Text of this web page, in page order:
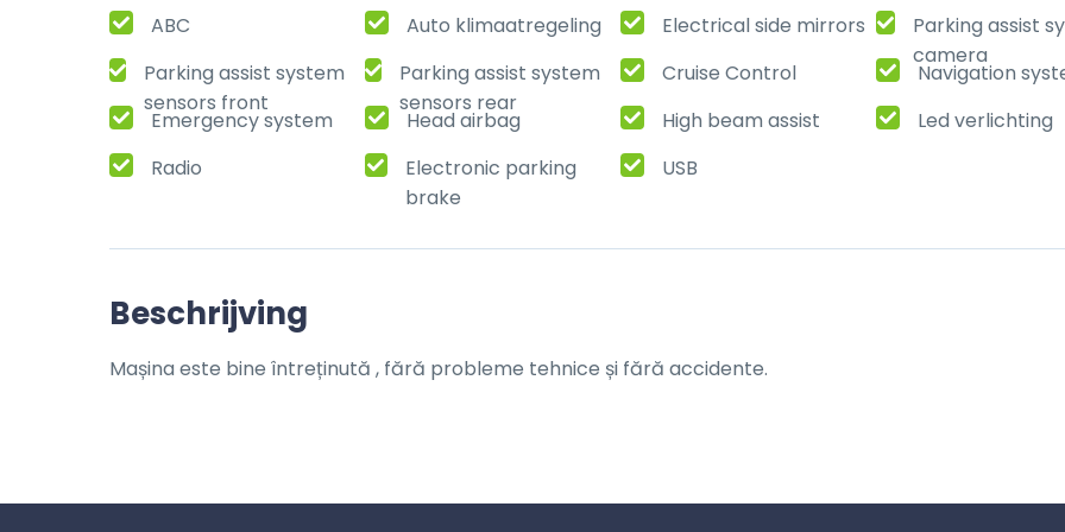
ABC Auto klimaatregeling Electrical side mirrors
Parking assist
camera
Parking assist system
sensors front
Parking assist system
sensors rear
Cruise Control
Navigation
Emergency system
Head airbag High beam assist
Led verlichting
Radio
Electronic parking
brake
USB
Beschrijving
Mașina este bine întreținută , fără probleme tehnice și fără accidente.